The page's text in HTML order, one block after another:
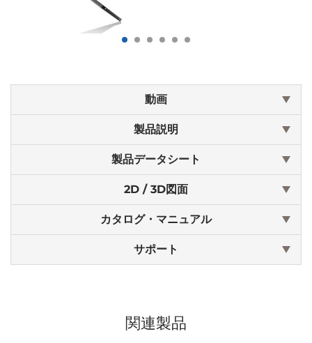
動画
製品説明
製品データシート
2D / 3D図面
カタログ・マニュアル
サポート
関連製品